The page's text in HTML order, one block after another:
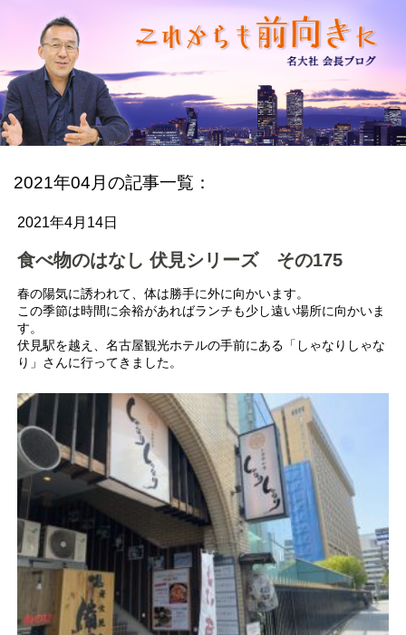
2021年04月の記事一覧：
2021年4月14日
食べ物のはなし 伏見シリーズ その175
春の陽気に誘われて、体は勝手に外に向かいます。
この季節は時間に余裕があればランチも少し遠い場所に向かいま
す。
伏見駅を越え、名古屋観光ホテルの手前にある「しゃなりしゃな
り」さんに行ってきました。